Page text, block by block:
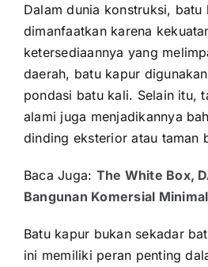
Dalam dunia konstruksi, batu
dimanfaatkan karena
ketersediaannya yang
daerah, batu kapur
pondasi batu kali. Selain itu,
alami juga menjadikannya
dinding eksterior atau taman
Baca Juga: The White Box,
Bangunan Komersial
Batu kapur bukan sekadar
ini memiliki peran penting